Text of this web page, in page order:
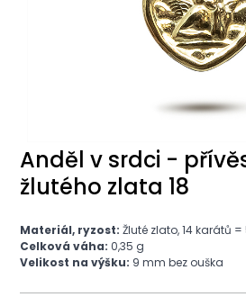
Anděl v srdci -
žlutého zlata 18
Materiál, ryzost: Žluté zlato, 14 karátů
Celková váha: 0,35 g
Velikost na výšku: 9 mm bez ouška